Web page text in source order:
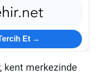
Et →
kent merkezinde